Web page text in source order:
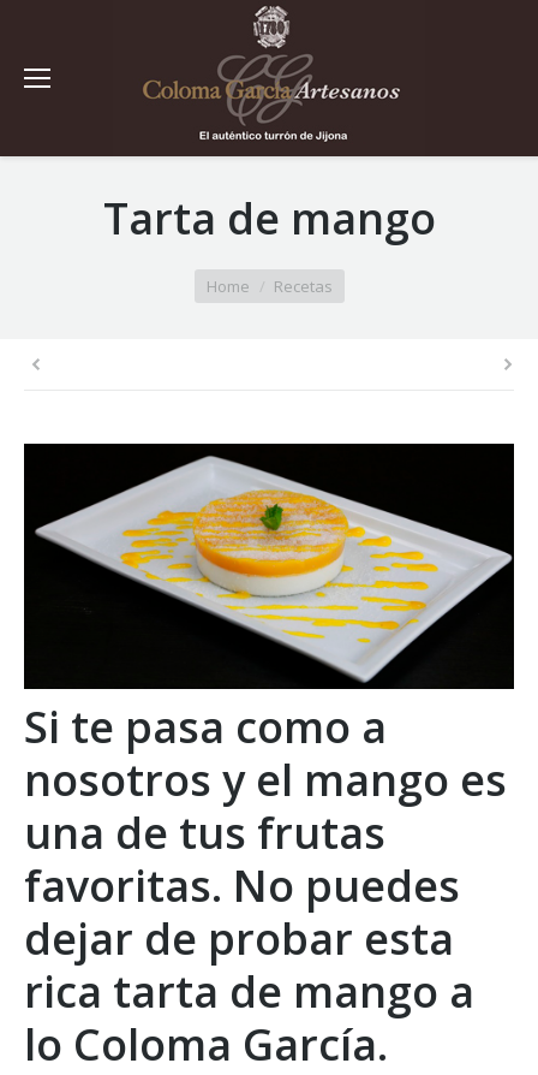
Tarta de mango
Home Recetas
Si te pasa como a
nosotros y el mango es
una de tus frutas
favoritas. No puedes
dejar de probar esta
rica tarta de mango a
lo Coloma García.